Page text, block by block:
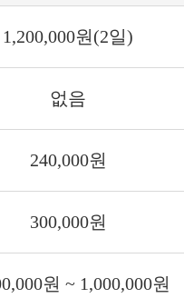
1,200,000원(2일)
없음
240,000원
300,000원
원 ~ 1,000,000원